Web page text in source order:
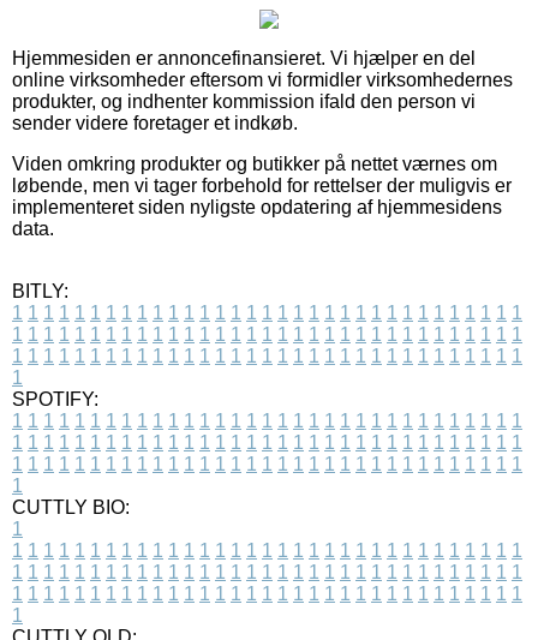
Hjemmesiden er annoncefinansieret. Vi hjælper en del
online virksomheder eftersom vi formidler virksomhedernes
produkter, og indhenter kommission ifald den person vi
sender videre foretager et indkøb.
Viden omkring produkter og butikker på nettet værnes om
løbende, men vi tager forbehold for rettelser der muligvis er
implementeret siden nyligste opdatering af hjemmesidens
data.
BITLY:
1 1 1 1 1 1 1 1 1 1 1 1 1 1 1 1 1 1 1 1 1 1 1 1 1 1 1 1 1 1 1 1 1
1 1 1 1 1 1 1 1 1 1 1 1 1 1 1 1 1 1 1 1 1 1 1 1 1 1 1 1 1 1 1 1 1
1 1 1 1 1 1 1 1 1 1 1 1 1 1 1 1 1 1 1 1 1 1 1 1 1 1 1 1 1 1 1 1 1
1
SPOTIFY:
1 1 1 1 1 1 1 1 1 1 1 1 1 1 1 1 1 1 1 1 1 1 1 1 1 1 1 1 1 1 1 1 1
1 1 1 1 1 1 1 1 1 1 1 1 1 1 1 1 1 1 1 1 1 1 1 1 1 1 1 1 1 1 1 1 1
1 1 1 1 1 1 1 1 1 1 1 1 1 1 1 1 1 1 1 1 1 1 1 1 1 1 1 1 1 1 1 1 1
1
CUTTLY BIO:
1
1 1 1 1 1 1 1 1 1 1 1 1 1 1 1 1 1 1 1 1 1 1 1 1 1 1 1 1 1 1 1 1 1
1 1 1 1 1 1 1 1 1 1 1 1 1 1 1 1 1 1 1 1 1 1 1 1 1 1 1 1 1 1 1 1 1
1 1 1 1 1 1 1 1 1 1 1 1 1 1 1 1 1 1 1 1 1 1 1 1 1 1 1 1 1 1 1 1 1
1